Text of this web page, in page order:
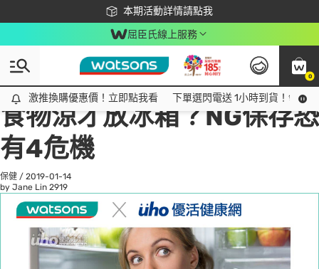
本期活動詳情請點我
下載app最高回饋$350
屈臣氏線上服務
0
激推換購優惠價！立即點我看
激推換購優惠價！立即點我看 下單選閃電送 1小時到貨！領神
All
話題趨勢
食物涼才放冰箱？NG保存恐
有4危機
保健 / 2019-01-14
by Jane Lin 2919